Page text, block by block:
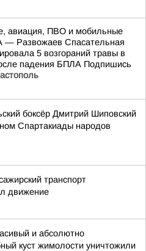
авиация, ПВО и мобильные
— Развожаев Спасательная
5 возгораний травы в
падения БПЛА Подпишись
боксёр Дмитрий Шиповский
Спартакиады народов
транспорт
движение
и абсолютно
куст жимолости уничтожили